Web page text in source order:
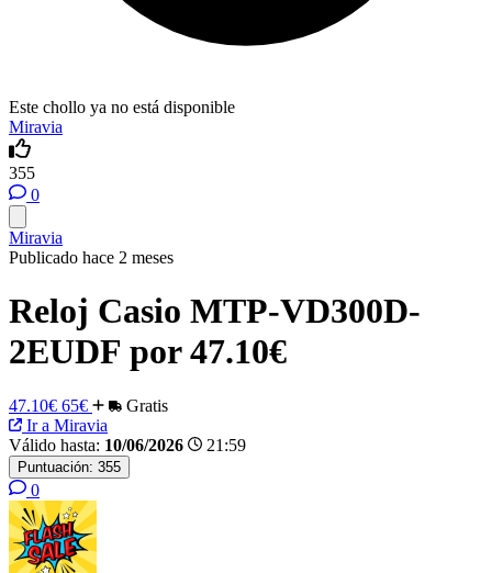
Este chollo ya no está disponible
Miravia
355
0
Miravia
Publicado hace 2 meses
Reloj Casio MTP-VD300D-
2EUDF por 47.10€
47.10€ 65€
Gratis
Ir a Miravia
Válido hasta: 10/06/2026 21:59
Puntuación: 355
0